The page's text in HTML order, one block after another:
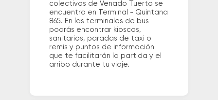
colectivos de Venado Tuerto se
encuentra en Terminal - Quintana
865. En las terminales de bus
podrás encontrar kioscos,
sanitarios, paradas de taxi o
remis y puntos de información
que te facilitarán la partida y el
arribo durante tu viaje.